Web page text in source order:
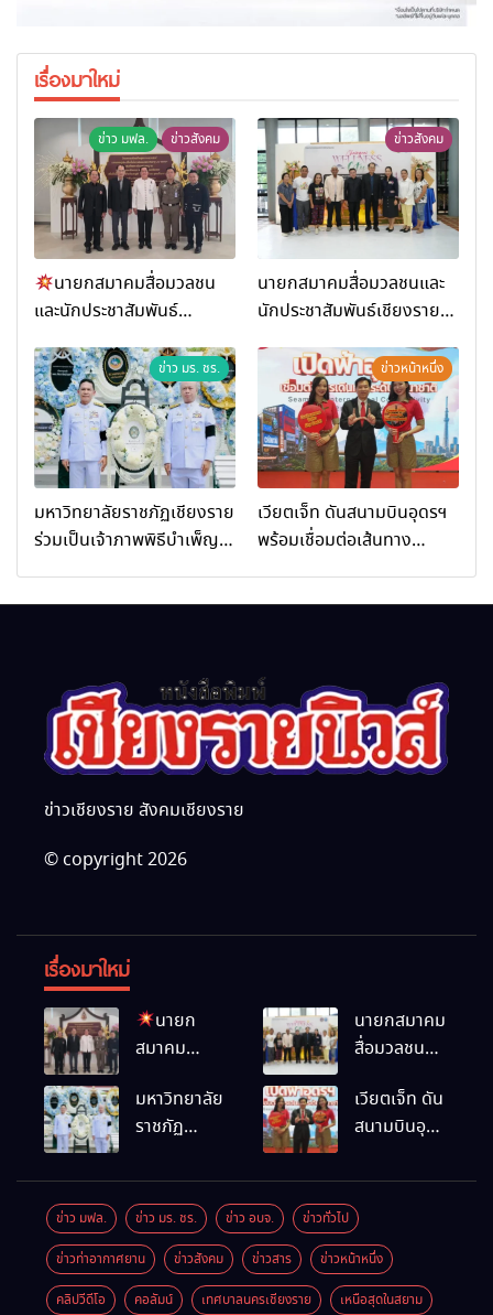
เรื่องมาใหม่
ข่าว มฟล. ข่าวสังคม
นายกสมาคมสื่อมวลชน
และนักประชาสัมพันธ์
เปิด “โครงการเสริมสร้างสุข
ภาวะพระสงฆ์” ถวายพระกุศล
99 พรรษา สมเด็จพระ
สังฆราช
ข่าวสังคม
นายกสมาคมสื่อมวลชนและ
นักประชาสัมพันธ์เชียงราย
การท่องเที่ยวและกีฬาจังหวัด
เชียงราย จัดกิจกรรมอบรม
“การพัฒนาศักยภาพผู้
ประกอบการและเครือข่าย
ธุรกิจ Wellness สู่การ
เติบโตอย่างยั่งยืน (Chiang
Rai Wellness Business
ข่าว มร. ชร.
มหาวิทยาลัยราชภัฏเชียงราย
ร่วมเป็นเจ้าภาพพิธีบำเพ็ญ
ข่าวหน้าหนึ่ง
เวียตเจ็ท ดันสนามบินอุดรฯ
พร้อมเชื่อมต่อเส้นทาง
ข่าวเชียงราย สังคมเชียงราย
© copyright 2026
เรื่องมาใหม่
นายก
สมาคม
และนัก
ประชาสัมพันธ์
ร่วมในงานที่
มฟล. เปิด
“โครงการ
เสริมสร้างสุข
ภาวะพระ
นายกสมาคม
สื่อมวลชน
ประชาสัมพันธ์
เชียงราย
กิจกรรมที่
สำนักงาน
การท่องเที่ยว
และกีฬา
จังหวัด
มหาวิทยาลัย
ราชภัฏ
ร่วมเป็นเจ้า
ภาพพิธี
บำเพ็ญกุศล
พร้อมน้อม
สำนึกในพระ
เวียตเจ็ท ดัน
สนามบินอุ
เชื่อมต่อเส้น
ทางนานาชาติ
ข่าว มฟล. ข่าว มร. ชร. ข่าว อบจ. ข่าวทั่วไป
ข่าวท่าอากาศยาน ข่าวสังคม ข่าวสาร ข่าวหน้าหนึ่ง
คลิปวีดีโอ คอลัมน์ เทศบาลนครเชียงราย เหนือสุดในสยาม